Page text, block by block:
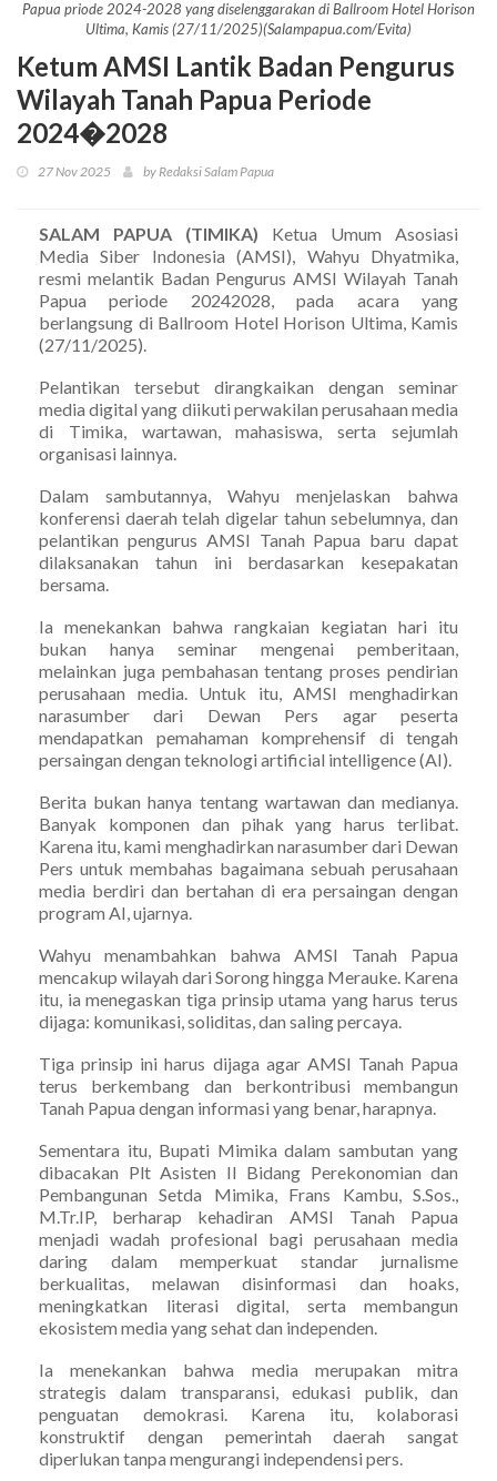
Papua priode 2024-2028 yang diselenggarakan di Ballroom Hotel Horison
Ultima, Kamis (27/11/2025)(Salampapua.com/Evita)
Ketum AMSI Lantik Badan Pengurus
Wilayah Tanah Papua Periode
2024�2028
27 Nov 2025 by Redaksi Salam Papua
SALAM PAPUA (TIMIKA) Ketua Umum Asosiasi
Media Siber Indonesia (AMSI), Wahyu Dhyatmika,
resmi melantik Badan Pengurus AMSI Wilayah Tanah
Papua periode 20242028, pada acara yang
berlangsung di Ballroom Hotel Horison Ultima, Kamis
(27/11/2025).
Pelantikan tersebut dirangkaikan dengan seminar
media digital yang diikuti perwakilan perusahaan media
di Timika, wartawan, mahasiswa, serta sejumlah
organisasi lainnya.
Dalam sambutannya, Wahyu menjelaskan bahwa
konferensi daerah telah digelar tahun sebelumnya, dan
pelantikan pengurus AMSI Tanah Papua baru dapat
dilaksanakan tahun ini berdasarkan kesepakatan
bersama.
Ia menekankan bahwa rangkaian kegiatan hari itu
bukan hanya seminar mengenai pemberitaan,
melainkan juga pembahasan tentang proses pendirian
perusahaan media. Untuk itu, AMSI menghadirkan
narasumber dari Dewan Pers agar peserta
mendapatkan pemahaman komprehensif di tengah
persaingan dengan teknologi artificial intelligence (AI).
Berita bukan hanya tentang wartawan dan medianya.
Banyak komponen dan pihak yang harus terlibat.
Karena itu, kami menghadirkan narasumber dari Dewan
Pers untuk membahas bagaimana sebuah perusahaan
media berdiri dan bertahan di era persaingan dengan
program AI, ujarnya.
Wahyu menambahkan bahwa AMSI Tanah Papua
mencakup wilayah dari Sorong hingga Merauke. Karena
itu, ia menegaskan tiga prinsip utama yang harus terus
dijaga: komunikasi, soliditas, dan saling percaya.
Tiga prinsip ini harus dijaga agar AMSI Tanah Papua
terus berkembang dan berkontribusi membangun
Tanah Papua dengan informasi yang benar, harapnya.
Sementara itu, Bupati Mimika dalam sambutan yang
dibacakan Plt Asisten II Bidang Perekonomian dan
Pembangunan Setda Mimika, Frans Kambu, S.Sos.,
M.Tr.IP, berharap kehadiran AMSI Tanah Papua
menjadi wadah profesional bagi perusahaan media
daring dalam memperkuat standar jurnalisme
berkualitas, melawan disinformasi dan hoaks,
meningkatkan literasi digital, serta membangun
ekosistem media yang sehat dan independen.
Ia menekankan bahwa media merupakan mitra
strategis dalam transparansi, edukasi publik, dan
penguatan demokrasi. Karena itu, kolaborasi
konstruktif dengan pemerintah daerah sangat
diperlukan tanpa mengurangi independensi pers.